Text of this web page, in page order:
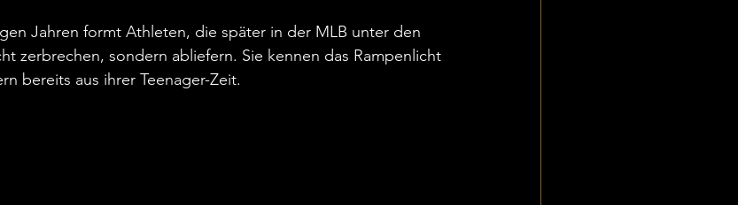
Jahren formt Athleten, die später in der MLB unter den
zerbrechen, sondern abliefern. Sie kennen das Rampenlicht
bereits aus ihrer Teenager-Zeit.